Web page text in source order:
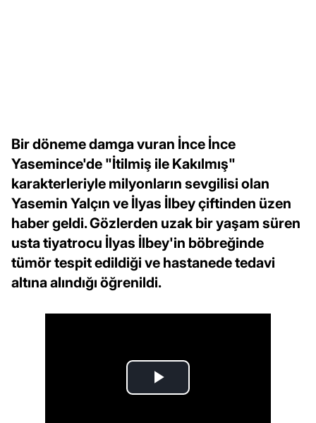
Bir döneme damga vuran İnce İnce
Yasemince'de "İtilmiş ile Kakılmış"
karakterleriyle milyonların sevgilisi olan
Yasemin Yalçın ve İlyas İlbey çiftinden üzen
haber geldi. Gözlerden uzak bir yaşam süren
usta tiyatrocu İlyas İlbey'in böbreğinde
tümör tespit edildiği ve hastanede tedavi
altına alındığı öğrenildi.